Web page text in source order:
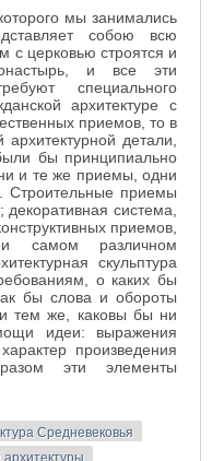
мы занимались
собою всю
с церковью строятся и
и все эти
специального
архитектуре с
приемов, то в
детали,
бы принципиально
и те же приемы, одни
Строительные приемы
система,
приемов,
самом различном
скульптура
о каких бы
бы слова и обороты
тем же, каковы бы ни
идеи: выражения
произведения
эти элементы
Средневековья